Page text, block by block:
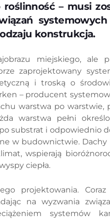
– musi
konstrukcja.
miejskiego, ale
zaprojektowany
i troską o
– producent
warstwa po warstwie,
warstwa pełni
substrat i odpowiednio
w budownictwie. Dachy
wspierają
ciepła.
projektowania.
na wyzwania
systemów